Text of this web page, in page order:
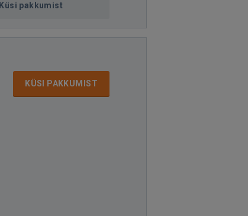
Küsi pakkumist
KÜSI PAKKUMIST